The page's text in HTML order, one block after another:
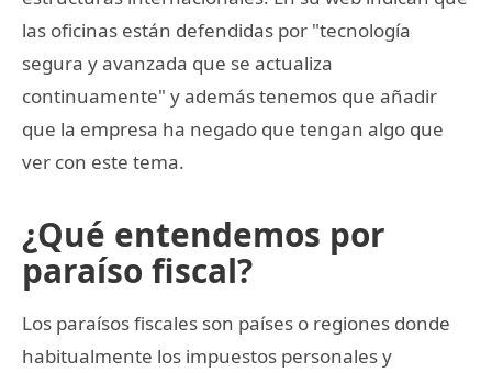
las oficinas están defendidas por "tecnología
segura y avanzada que se actualiza
continuamente" y además tenemos que añadir
que la empresa ha negado que tengan algo que
ver con este tema.
¿Qué entendemos por
paraíso fiscal?
Los paraísos fiscales son países o regiones donde
habitualmente los impuestos personales y